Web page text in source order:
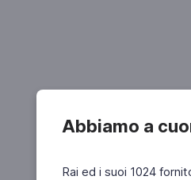
Abbiamo a
Rai ed i suoi 1024